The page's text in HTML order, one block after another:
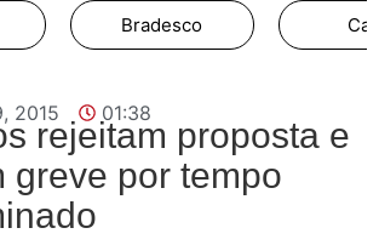
Bradesco
2015 01:38
rejeitam proposta e
greve por tempo